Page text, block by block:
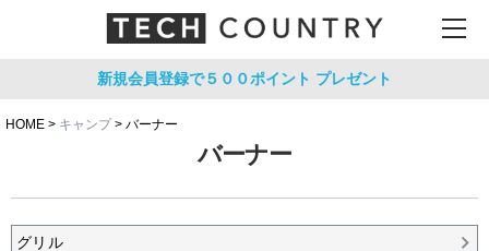
新規会員登録で５００ポイント プレゼント
HOME キャンプ バーナー
バーナー
グリル